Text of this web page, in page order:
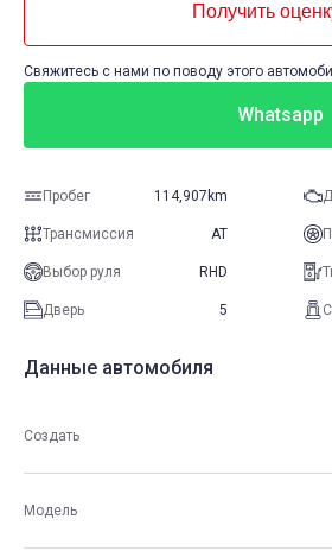
Получить
Свяжитесь с нами по поводу этого
Whatsapp
Пробег 114,907km
Трансмиссия AT
Выбор руля RHD
Дверь 5
Данные автомобиля
Создать
Модель